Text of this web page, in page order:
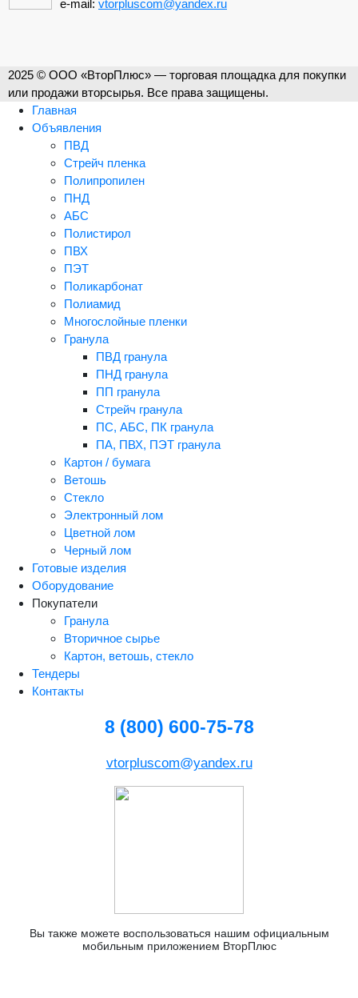
e-mail: vtorpluscom@yandex.ru
2025 © ООО «ВторПлюс» — торговая площадка для покупки
или продажи вторсырья. Все права защищены.
Главная
Объявления
ПВД
Стрейч пленка
Полипропилен
ПНД
АБС
Полистирол
ПВХ
ПЭТ
Поликарбонат
Полиамид
Многослойные пленки
Гранула
ПВД гранула
ПНД гранула
ПП гранула
Стрейч гранула
ПС, АБС, ПК гранула
ПА, ПВХ, ПЭТ гранула
Картон / бумага
Ветошь
Стекло
Электронный лом
Цветной лом
Черный лом
Готовые изделия
Оборудование
Покупатели
Гранула
Вторичное сырье
Картон, ветошь, стекло
Тендеры
Контакты
8 (800) 600-75-78
vtorpluscom@yandex.ru
Вы также можете воспользоваться нашим официальным
мобильным приложением ВторПлюс